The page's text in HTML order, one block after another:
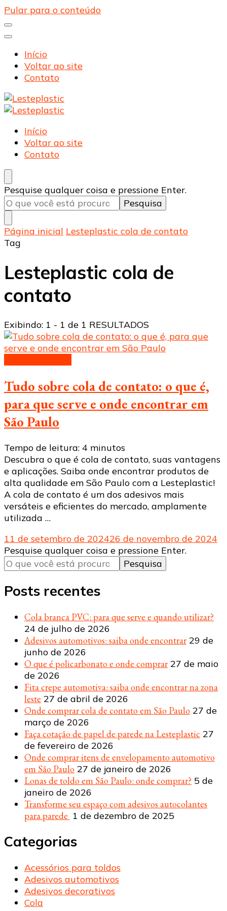
Pular para o conteúdo
Início
Voltar ao site
Contato
Lesteplastic
Blog – Lesteplastic
Lesteplastic
Blog – Lesteplastic
Início
Voltar ao site
Contato
Procurando
algo?
Pesquise qualquer coisa e pressione Enter.
Página inicial Lesteplastic cola de contato
Tag
Lesteplastic cola de
contato
Exibindo: 1 - 1 de 1 RESULTADOS
Tudo sobre cola de contato: o que é,
para que serve e onde encontrar em
São Paulo
Tempo de leitura: 4 minutos
Descubra o que é cola de contato, suas vantagens
e aplicações. Saiba onde encontrar produtos de
alta qualidade em São Paulo com a Lesteplastic!
A cola de contato é um dos adesivos mais
versáteis e eficientes do mercado, amplamente
utilizada …
11 de setembro de 202426 de novembro de 2024
Procurando
algo?
Pesquise qualquer coisa e pressione Enter.
Posts recentes
Cola branca PVC: para que serve e quando utilizar?
24 de julho de 2026
Adesivos automotivos: saiba onde encontrar 29 de
junho de 2026
O que é policarbonato e onde comprar 27 de maio
de 2026
Fita crepe automotiva: saiba onde encontrar na zona
leste 27 de abril de 2026
Onde comprar cola de contato em São Paulo 27 de
março de 2026
Faça cotação de papel de parede na Lesteplastic 27
de fevereiro de 2026
Onde comprar itens de envelopamento automotivo
em São Paulo 27 de janeiro de 2026
Lonas de toldo em São Paulo: onde comprar? 5 de
janeiro de 2026
Transforme seu espaço com adesivos autocolantes
para parede 1 de dezembro de 2025
Categorias
Acessórios para toldos
Adesivos automotivos
Adesivos decorativos
Cola